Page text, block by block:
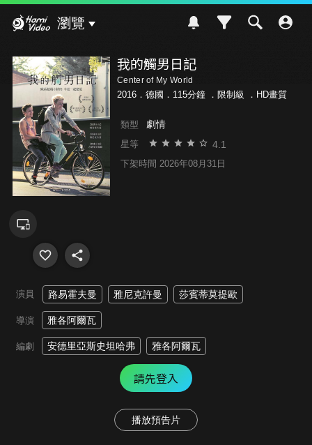
瀏覽
我的觸男日記
Center of My World
2016．德國．115分鐘 ． 限制級 ．HD畫質
類型 劇情
星等 4.1
下架時間 2026年08月31日
演員 路易霍夫曼 雅尼克許曼 莎賓蒂莫提歐
導演 雅各阿爾瓦
編劇 安德里亞斯史坦哈弗 雅各阿爾瓦
請先登入
播放預告片